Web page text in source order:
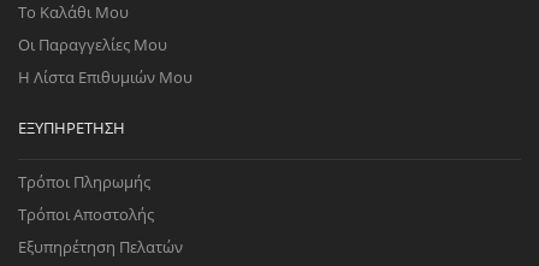
Το Καλάθι Μου
Οι Παραγγελίες Μου
Η Λίστα Επιθυμιών Μου
ΕΞΥΠΗΡΈΤΗΣΗ
Τρόποι Πληρωμής
Τρόποι Αποστολής
Εξυπηρέτηση Πελατών